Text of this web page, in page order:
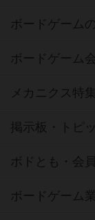
ボードゲーム
ボードゲーム
メカニクス特集
掲示板・トピ
ボドとも・会
ボードゲーム